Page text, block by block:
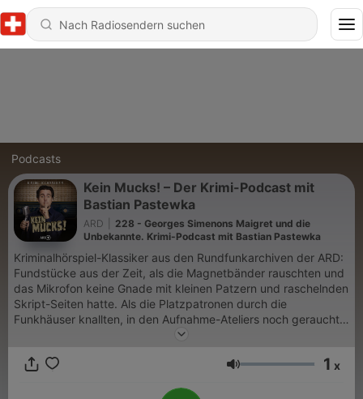
Podcasts
Kein Mucks! – Der Krimi-Podcast mit
Bastian Pastewka
ARD
228 - Georges Simenons Maigret und die
Unbekannte. Krimi-Podcast mit Bastian Pastewka
Kriminalhörspiel-Klassiker aus den Rundfunkarchiven der ARD:
Fundstücke aus der Zeit, als die Magnetbänder rauschten und
das Mikrofon keine Gnade mit kleinen Patzern und raschelnden
Skript-Seiten hatte. Als die Platzpatronen durch die
Funkhäuser knallten, in den Aufnahme-Ateliers noch geraucht
wurde und der Whisky bereitstand, um die Stimme zu ölen.
einer Leiche am Telefon – und immer wieder die Frage: Wer ist
Pastewka, dazu Bonusinfos, Biografisches und Nonsens.
Lautstärke 1 x